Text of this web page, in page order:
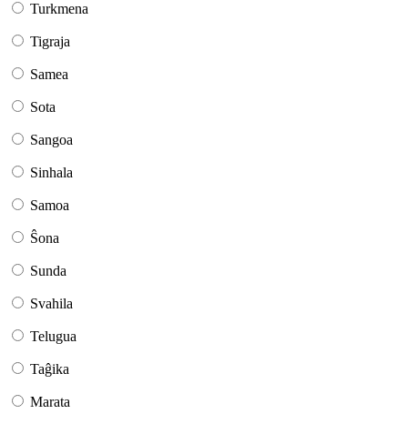
Turkmena
Tigraja
Samea
Sota
Sangoa
Sinhala
Samoa
Ŝona
Sunda
Svahila
Telugua
Taĝika
Marata